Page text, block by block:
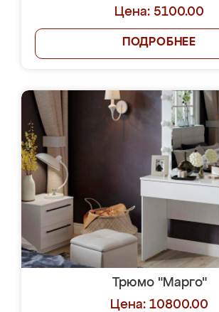
Цена: 5100.00
ПОДРОБНЕЕ
Трюмо "Марго"
Цена: 10800.00